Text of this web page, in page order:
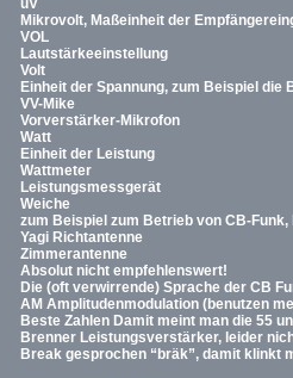
uV
Mikrovolt, Maßeinheit der
VOL
Lautstärkeeinstellung
Volt
Einheit der Spannung, zum Beispiel
VV-Mike
Vorverstärker-Mikrofon
Watt
Einheit der Leistung
Wattmeter
Leistungsmessgerät
Weiche
zum Beispiel zum Betrieb von CB-
Yagi Richtantenne
Zimmerantenne
Absolut nicht empfehlenswert!
Die (oft verwirrende) Sprache der CB
AM Amplitudenmodulation (benutzen
Beste Zahlen Damit meint man die 55
Brenner Leistungsverstärker, leider
Break gesprochen “bräk”, damit klinkt